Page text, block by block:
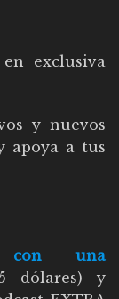
exclusiva
y nuevos
apoya a tus
con una
dólares) y